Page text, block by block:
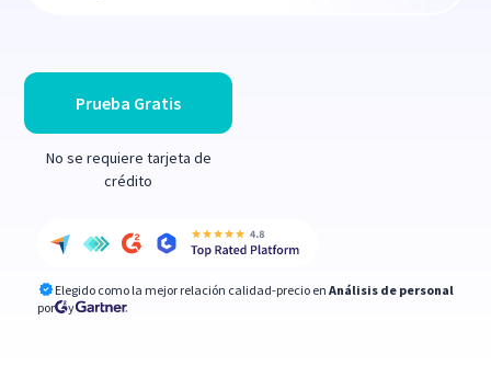
Prueba Gratis
No se requiere tarjeta de
crédito
Elegido como la mejor relación calidad-precio en Análisis de personal
por
y